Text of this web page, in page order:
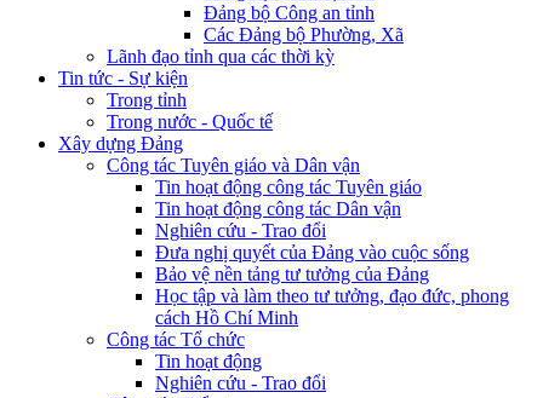
Đảng bộ Công an tỉnh
Các Đảng bộ Phường, Xã
Lãnh đạo tỉnh qua các thời kỳ
Tin tức - Sự kiện
Trong tỉnh
Trong nước - Quốc tế
Xây dựng Đảng
Công tác Tuyên giáo và Dân vận
Tin hoạt động công tác Tuyên giáo
Tin hoạt động công tác Dân vận
Nghiên cứu - Trao đổi
Đưa nghị quyết của Đảng vào cuộc sống
Bảo vệ nền tảng tư tưởng của Đảng
Học tập và làm theo tư tưởng, đạo đức, phong
cách Hồ Chí Minh
Công tác Tổ chức
Tin hoạt động
Nghiên cứu - Trao đổi